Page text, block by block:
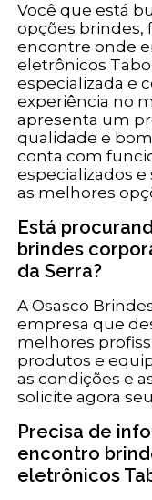
Você que está
opções brindes,
encontre onde
eletrônicos
especializada e
experiência no
apresenta um
qualidade e
conta com
especializados
as melhores
Está
brindes
da Serra?
A Osasco
empresa que
melhores
produtos e
as condições e
solicite agora
Precisa de
encontro
eletrônicos